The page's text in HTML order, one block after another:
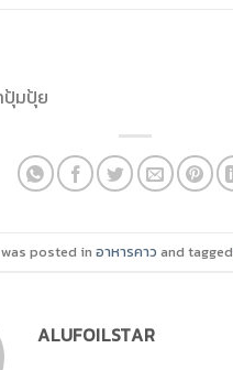
posted in อาหารคาว and tagged
ALUFOILSTAR